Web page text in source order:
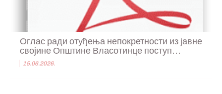
Оглас ради отуђења непокретности из јавне
својине Општине Власотинце поступ...
15.06.2026.